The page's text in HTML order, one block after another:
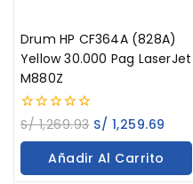
Drum HP CF364A (828A)
Yellow 30.000 Pag LaserJet
M880Z
0
out
of
S/1,269.93 S/ 1,259.69
Añadir Al Carrito